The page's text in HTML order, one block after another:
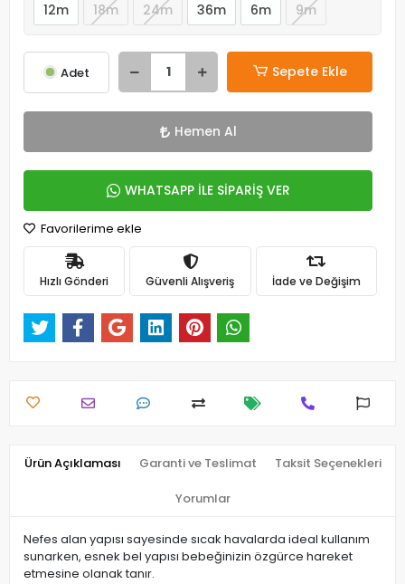
12m
18m 24m 36m 6m 9m
Adet Sepete Ekle
Hemen Al
WHATSAPP İLE SİPARİŞ VER
Favorilerime ekle
Hızlı Gönderi Güvenli Alışveriş İade ve Değişim
Ürün Açıklaması Garanti ve Teslimat Taksit Seçenekleri
Yorumlar
Nefes alan yapısı sayesinde sıcak havalarda ideal kullanım
sunarken, esnek bel yapısı bebeğinizin özgürce hareket
etmesine olanak tanır.